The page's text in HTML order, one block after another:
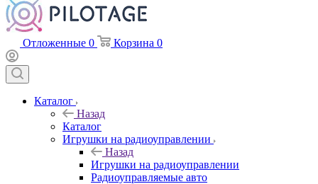
Отложенные 0 Корзина 0
Каталог
Назад
Каталог
Игрушки на радиоуправлении
Назад
Игрушки на радиоуправлении
Радиоуправляемые авто